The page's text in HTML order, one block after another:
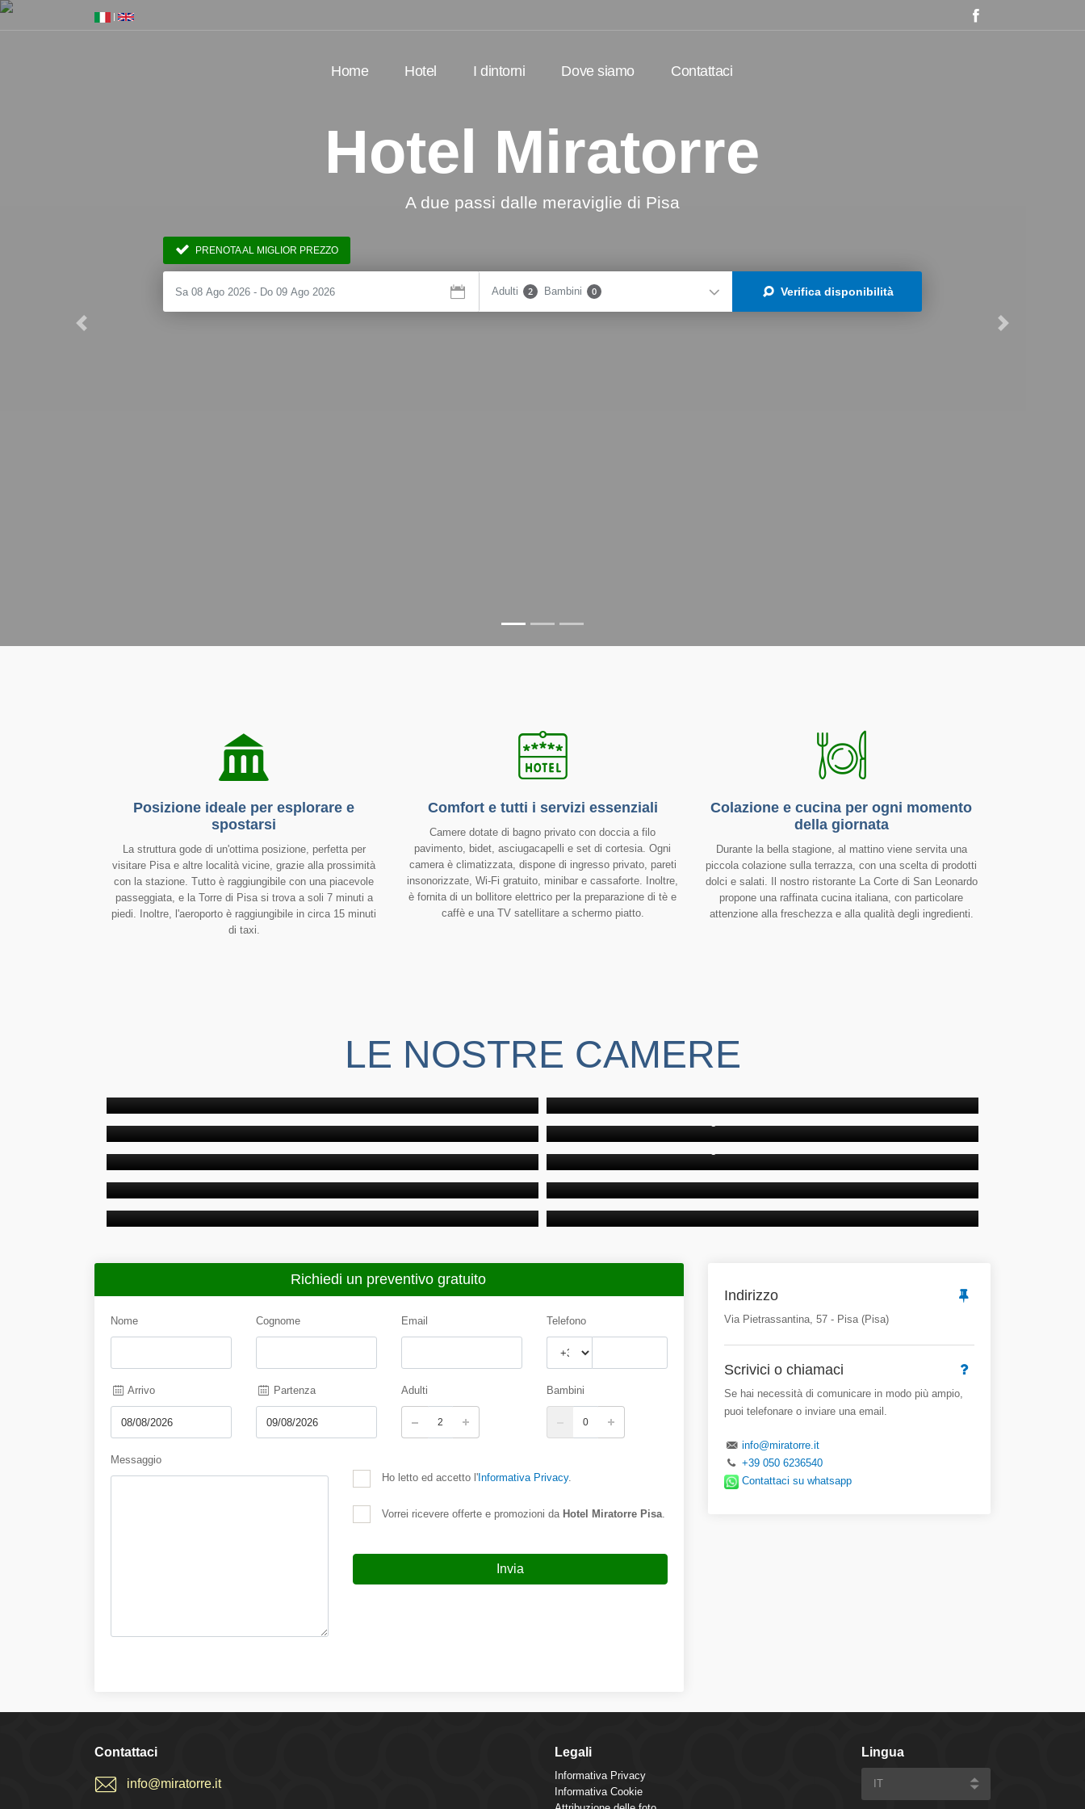
|
Home Hotel I dintorni Dove siamo Contattaci
Hotel Miratorre
A due passi dalle meraviglie di Pisa
Previous Next
PRENOTA AL MIGLIOR PREZZO
Adulti 2 Bambini 0 Verifica disponibilità
Posizione ideale per esplorare e
spostarsi
La struttura gode di un'ottima posizione, perfetta per
visitare Pisa e altre località vicine, grazie alla prossimità
con la stazione. Tutto è raggiungibile con una piacevole
passeggiata, e la Torre di Pisa si trova a soli 7 minuti a
piedi. Inoltre, l'aeroporto è raggiungibile in circa 15 minuti
di taxi.
Comfort e tutti i servizi essenziali
Camere dotate di bagno privato con doccia a filo
pavimento, bidet, asciugacapelli e set di cortesia. Ogni
camera è climatizzata, dispone di ingresso privato, pareti
insonorizzate, Wi-Fi gratuito, minibar e cassaforte. Inoltre,
è fornita di un bollitore elettrico per la preparazione di tè e
caffè e una TV satellitare a schermo piatto.
Colazione e cucina per ogni momento
della giornata
Durante la bella stagione, al mattino viene servita una
piccola colazione sulla terrazza, con una scelta di prodotti
dolci e salati. Il nostro ristorante La Corte di San Leonardo
propone una raffinata cucina italiana, con particolare
attenzione alla freschezza e alla qualità degli ingredienti.
LE NOSTRE CAMERE
CAMERA TRIPLA SUPERIOR
CAMERA MATRIMONIALE STANDARD
Richiedi un preventivo gratuito
Nome Cognome Email Telefono
Arrivo Partenza Adulti Bambini
Messaggio
Ho letto ed accetto l' Informativa Privacy.
Vorrei ricevere offerte e promozioni da Hotel Miratorre Pisa
Invia
Indirizzo
Via Pietrassantina, 57 - Pisa (Pisa)
Scrivici o chiamaci
Se hai necessità di comunicare in modo più ampio,
puoi telefonare o inviare una email.
info@miratorre.it
+39 050 6236540
Contattaci su whatsapp
Contattaci
info@miratorre.it
Legali
Informativa Privacy
Informativa Cookie
Lingua